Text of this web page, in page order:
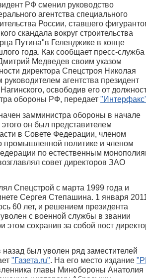
РФ сменил руководство
агентства специального
России, ставшего
скандала вокруг строительства
Путина"в Геленджике в конце
года. Как сообщает пресс-служба
Медведев своим указом
директора Спецстроя Николая
агентства президент
освободив его от
обороны РФ, передает
замминистра обороны в начале
он был представителем
в Совете Федерации, членом
промышленной политике и членом
по естественным
совет директоров ЗАО
Спецстрой с марта 1999 года и
Сергея Степашина. 1 января
60 лет, и решением президента
с военной службы в звании
этом сохранив за собой пост
был уволен ряд заместителей
"Газета.ru". На его место издание
главы Минобороны Анатолия